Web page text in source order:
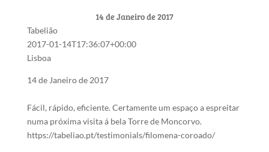
14 de Janeiro de 2017
Tabelião
2017-01-14T17:36:07+00:00
Lisboa
14 de Janeiro de 2017
Fácil, rápido, eficiente. Certamente um espaço a espreitar
numa próxima visita á bela Torre de Moncorvo.
https://tabeliao.pt/testimonials/filomena-coroado/